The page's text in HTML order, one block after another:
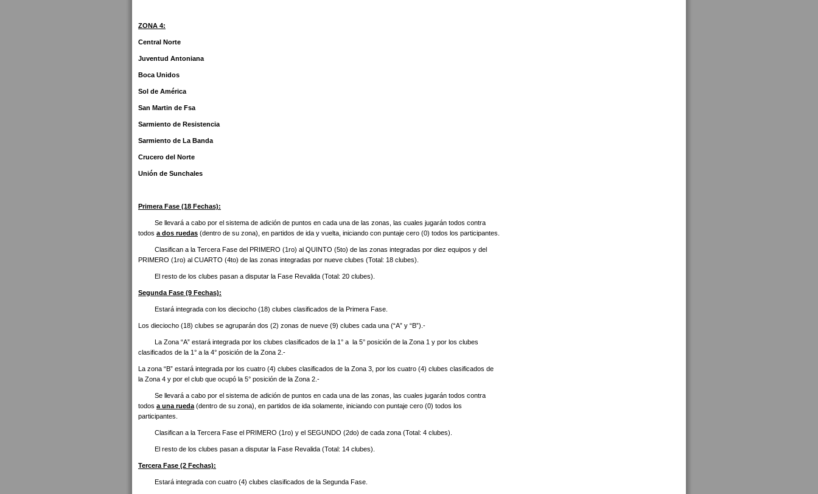
ZONA 4:
Central Norte
Juventud Antoniana
Boca Unidos
Sol de América
San Martin de Fsa
Sarmiento de Resistencia
Sarmiento de La Banda
Crucero del Norte
Unión de Sunchales
Primera Fase (18 Fechas):
Se llevará a cabo por el sistema de adición de puntos en cada una de las zonas, las cuales jugarán todos contra
todos a dos ruedas (dentro de su zona), en partidos de ida y vuelta, iniciando con puntaje cero (0) todos los participantes.
Clasifican a la Tercera Fase del PRIMERO (1ro) al QUINTO (5to) de las zonas integradas por diez equipos y del
PRIMERO (1ro) al CUARTO (4to) de las zonas integradas por nueve clubes (Total: 18 clubes).
El resto de los clubes pasan a disputar la Fase Revalida (Total: 20 clubes).
Segunda Fase (9 Fechas):
Estará integrada con los dieciocho (18) clubes clasificados de la Primera Fase.
Los dieciocho (18) clubes se agruparán dos (2) zonas de nueve (9) clubes cada una (“A” y “B”).-
La Zona “A” estará integrada por los clubes clasificados de la 1° a la 5° posición de la Zona 1 y por los clubes
clasificados de la 1° a la 4° posición de la Zona 2.-
La zona “B” estará integrada por los cuatro (4) clubes clasificados de la Zona 3, por los cuatro (4) clubes clasificados de
la Zona 4 y por el club que ocupó la 5° posición de la Zona 2.-
Se llevará a cabo por el sistema de adición de puntos en cada una de las zonas, las cuales jugarán todos contra
todos a una rueda (dentro de su zona), en partidos de ida solamente, iniciando con puntaje cero (0) todos los
participantes.
Clasifican a la Tercera Fase el PRIMERO (1ro) y el SEGUNDO (2do) de cada zona (Total: 4 clubes).
El resto de los clubes pasan a disputar la Fase Revalida (Total: 14 clubes).
Tercera Fase (2 Fechas):
Estará integrada con cuatro (4) clubes clasificados de la Segunda Fase.